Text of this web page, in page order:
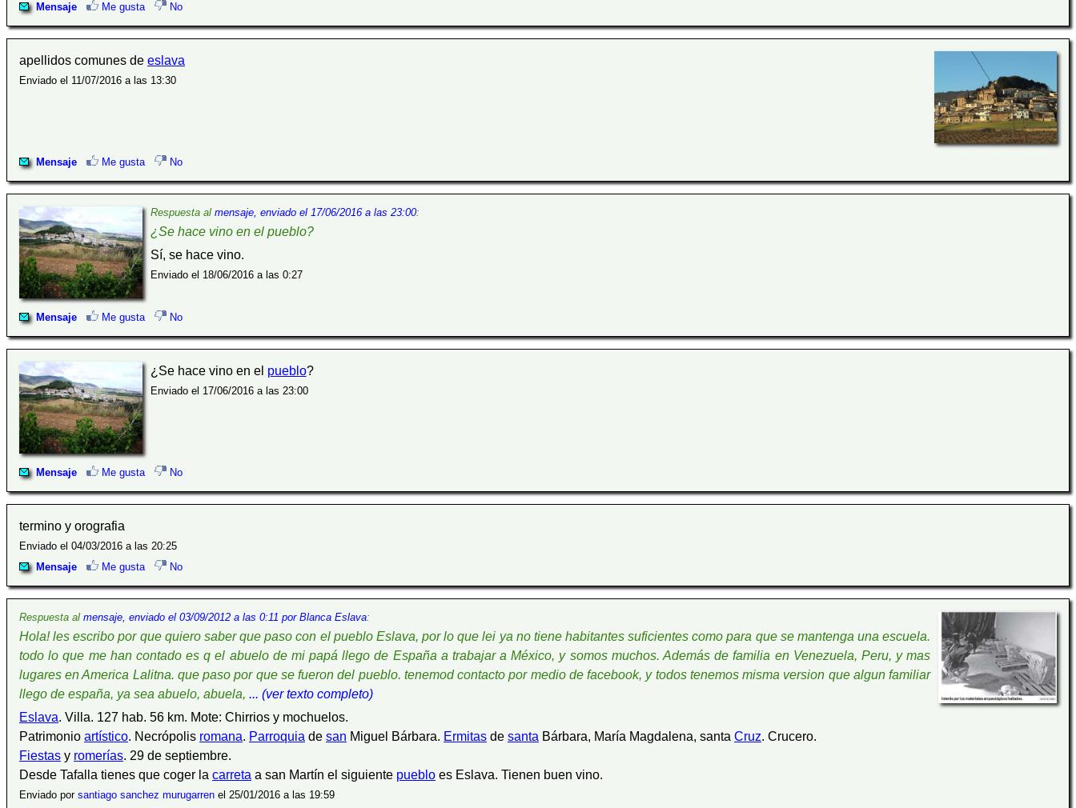
Mensaje
Me gusta No
apellidos comunes de eslava
Enviado el 11/07/2016 a las 13:30
Mensaje Me gusta No
Respuesta al mensaje, enviado el 17/06/2016 a las 23:00:
¿Se hace vino en el pueblo?
Sí, se hace vino.
Enviado el 18/06/2016 a las 0:27
Mensaje Me gusta No
¿Se hace vino en el pueblo?
Enviado el 17/06/2016 a las 23:00
Mensaje Me gusta No
termino y orografia
Enviado el 04/03/2016 a las 20:25
Mensaje
Me gusta No
Respuesta al mensaje, enviado el 03/09/2012 a las 0:11 por Blanca Eslava:
Hola! les escribo por que quiero saber que paso con el pueblo Eslava, por lo que lei ya no tiene habitantes suficientes como para que se mantenga una escuela.
todo lo que me han contado es q el abuelo de mi papá llego de España a trabajar a México, y somos muchos. Además de familia en Venezuela, Peru, y mas
lugares en America Lalitna. que paso por que se fueron del pueblo. tenemod contacto por medio de facebook, y todos tenemos misma version que algun familiar
llego de españa, ya sea abuelo, abuela, ... (ver texto completo)
Eslava. Villa. 127 hab. 56 km. Mote: Chirrios y mochuelos.
Patrimonio artístico. Necrópolis romana. Parroquia de san Miguel Bárbara. Ermitas de santa Bárbara, María Magdalena, santa Cruz. Crucero.
Fiestas y romerías. 29 de septiembre.
Desde Tafalla tienes que coger la carreta a san Martín el siguiente pueblo es Eslava. Tienen buen vino.
Enviado por santiago sanchez murugarren el 25/01/2016 a las 19:59